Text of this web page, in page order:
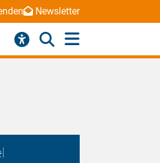
Newsletter